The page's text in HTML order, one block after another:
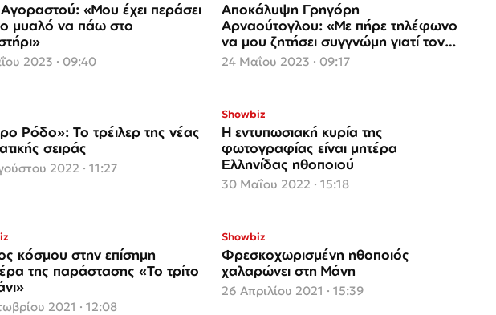
«Μου έχει περάσει
μυαλό να πάω στο
2023 · 09:40
Αποκάλυψη Γρηγόρη
Αρναούτογλου: «Με πήρε τηλέφωνο
να μου ζητήσει συγγνώμη γιατί τον
έβαλαν να τα πει αυτά»
24 Μαΐου 2023 · 09:17
Ρόδο»: Το τρέιλερ της νέας
σειράς
2022 · 11:27
Showbiz
Η εντυπωσιακή κυρία της
φωτογραφίας είναι μητέρα
Ελληνίδας ηθοποιού
30 Μαΐου 2022 · 15:18
κόσμου στην επίσημη
της παράστασης «Το τρίτο
2021 · 12:08
Showbiz
Φρεσκοχωρισμένη ηθοποιός
χαλαρώνει στη Μάνη
26 Απριλίου 2021 · 15:39